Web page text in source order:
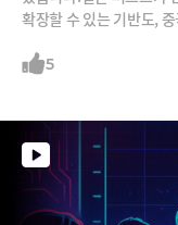
확장할 수 있는 기반도,
기 인프라가 앞으로 산업
5